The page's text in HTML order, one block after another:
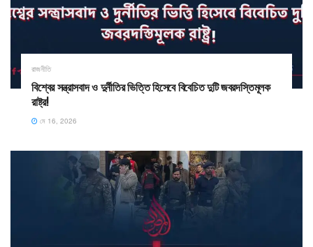
রাজনীতি
​বিশ্বের সন্ত্রাসবাদ ও দুর্নীতির ভিত্তি হিসেবে বিবেচিত দুটি জবরদস্তিমূলক
রাষ্ট্র!
মে 16, 2026